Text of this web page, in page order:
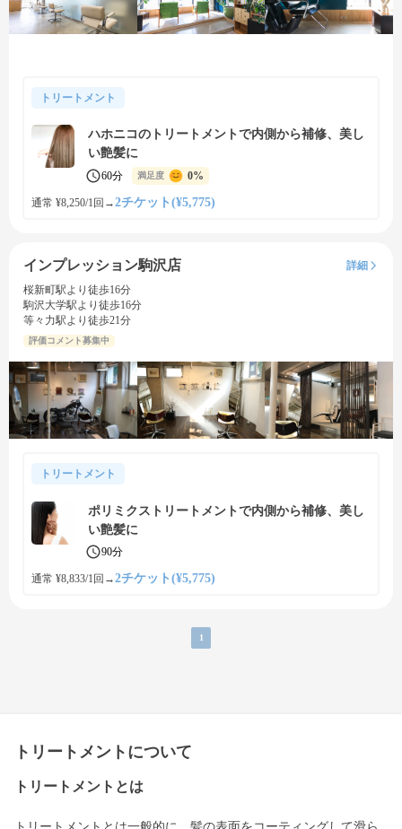
トリートメント
ハホニコのトリートメントで内側から補修、美し
い艶髪に
60分 満足度 0%
通常 ¥8,250/1回 →2チケット(¥5,775)
インプレッション駒沢店
詳細
桜新町駅より徒歩16分
駒沢大学駅より徒歩16分
等々力駅より徒歩21分
評価コメント募集中
トリートメント
ポリミクストリートメントで内側から補修、美し
い艶髪に
90分
通常 ¥8,833/1回 →2チケット(¥5,775)
1
トリートメントについて
トリートメントとは